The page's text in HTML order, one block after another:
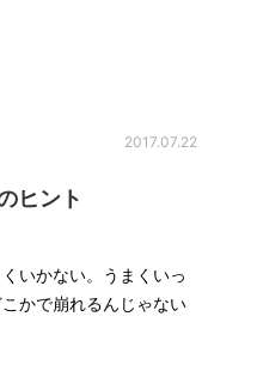
2017.07.22
ヒント
いかない。うまくいっ
かで崩れるんじゃない